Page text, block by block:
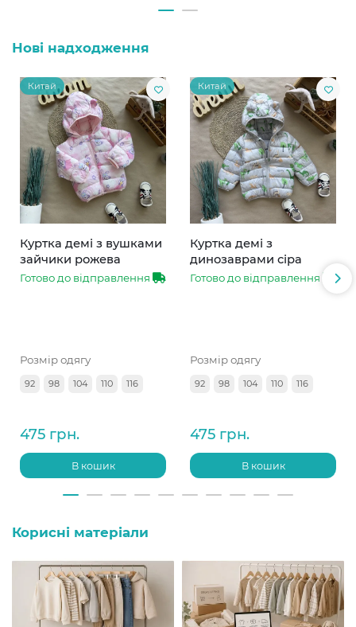
Нові надходження
Китай
Куртка демі з вушками
зайчики рожева
Готово до відправлення
Розмір одягу
92 98 104 110 116
475 грн.
В кошик
Китай
Куртка демі з
динозаврами сіра
Готово до відправлення
Розмір одягу
92 98 104 110 116
475 грн.
В кошик
Корисні матеріали